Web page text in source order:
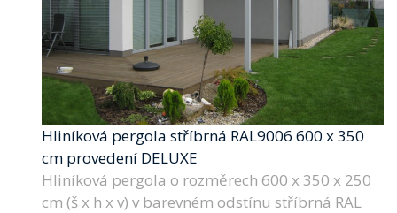
Hliníková pergola stříbrná RAL9006 600 x 350
cm provedení DELUXE
Hliníková pergola o rozměrech 600 x 350 x 250
cm (š x h x v) v barevném odstínu stříbrná RAL